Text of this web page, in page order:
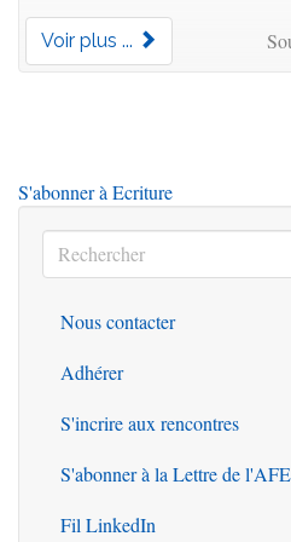
Voir plus ...
S'abonner à Ecriture
Rechercher
Rechercher
Outils
Nous contacter
Adhérer
S'incrire aux rencontres
S'abonner à la Lettre de
Fil LinkedIn